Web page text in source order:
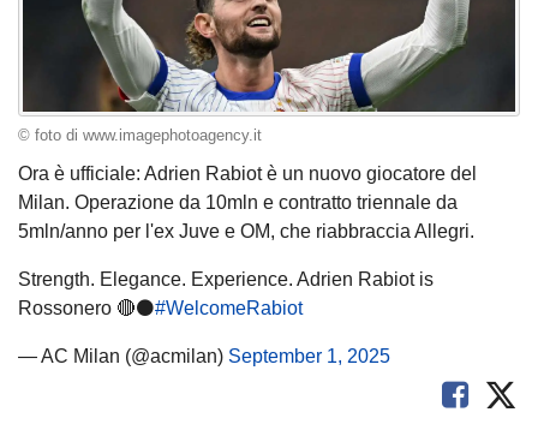
© foto di www.imagephotoagency.it
Ora è ufficiale: Adrien Rabiot è un nuovo giocatore del
Milan. Operazione da 10mln e contratto triennale da
5mln/anno per l'ex Juve e OM, che riabbraccia Allegri.
Strength. Elegance. Experience. Adrien Rabiot is
Rossonero 🔴⚫#WelcomeRabiot
— AC Milan (@acmilan) September 1, 2025